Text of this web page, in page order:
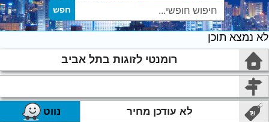
לא נמצא תוכן
רומנטי לזוגות בתל אביב
לא עודכן מחיר נווט